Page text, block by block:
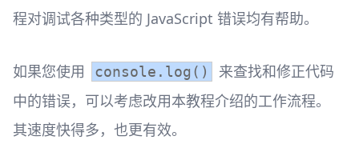
程对调试各种类型的 JavaScript 错误均有帮助。
如果您使用 console.log()
来查找和修正代码
中的错误，可以考虑改用本教程介绍的工作流程。
其速度快得多，也更有效。